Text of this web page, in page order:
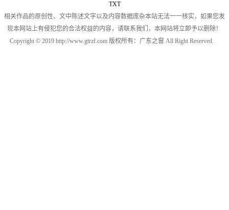
TXT
相关作品的原创性、文中陈述文字以及内容数据庞杂本站无法一一核实，如果您发
现本网站上有侵犯您的合法权益的内容，请联系我们，本网站将立即予以删除！
Copyright © 2019 http://www.gtrzf.com 版权所有：广东之窗 All Right Reserved.